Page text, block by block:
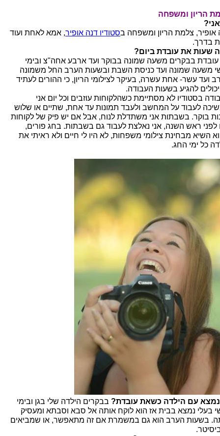
הריון ומשפחה
אופיר, צלמת הריון ומשפחה בסטודיו דנה אופיר, אמא לאחת ועוד
בדרך.
שעות את עובדת ביום?
עובדת בבקרים משעה שמונה בבוקר ועד ארבע אחה"צ ובימי
משעה שמונה ועד כניסת השבת ובשעות הערב החל משמונה
ועד עשר- אחת עשרה, בעיקר לצילומי הריון, כי ההורים לעתיד
להגיע בשעות העבודה.
בסטודיו לא מסתיימת כשהלקוחות עוזבים וכל יום אני
לעבוד על המחשב ולעבד תמונות עד אחת, שתיים או שלוש
בוקר. בשבתות אני משתדלת לנוח, אבל אם יש פיק של לקוחות
לפני ראש השנה, אני נאלצת לעבוד גם בשבתות. בחג פורים,
השיא מבחינת צילומי משפחות, לא היו לי חיים ולא ראיתי את
כל ימי החג.
עם הילדה כשאת עובדת? בבקרים הילדה שלי בגן ובימי
בעלי נמצא בבית אז הוא לוקח אותה אל סבא וסבתא ומעסיק
בשעות הערב הוא גם במשמרת אם זה מתאפשר, או שמביאים